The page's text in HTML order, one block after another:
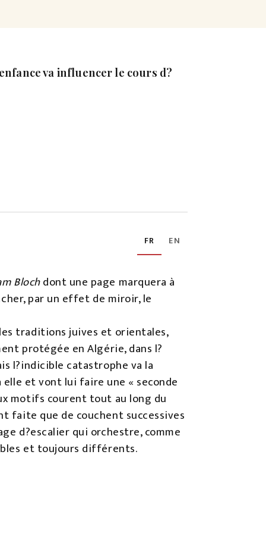
va influencer le cours d?
FR EN
Blochdont une page marquera à
par un effet de miroir, le
traditions juives et orientales,
protégée en Algérie, dans l?
l?indicible catastrophe va la
et vont lui faire une « seconde
motifs courent tout au long du
faite que de couchent successives
d?escalier qui orchestre, comme
et toujours différents.